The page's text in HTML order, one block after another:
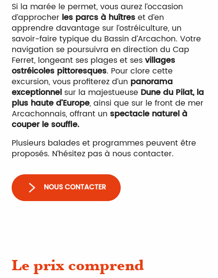
Si la marée le permet, vous aurez l’occasion
d’approcher les parcs à huîtreset d’en
apprendre davantage sur l’ostréiculture, un
savoir-faire typique du Bassin d’Arcachon. Votre
navigation se poursuivra en direction du Cap
Ferret, longeant ses plages et sesvillages
ostréicoles pittoresques. Pour clore cette
excursion, vous profiterez d’un panorama
exceptionnel sur la majestueuse Dune du Pilat, la
plus haute d’Europe, ainsi que sur le front de mer
Arcachonnais, offrant un spectacle naturel à
couper le souffle.
Plusieurs balades et programmes peuvent être
proposés. N’hésitez pas à nous contacter.
NOUS CONTACTER
Le prix comprend